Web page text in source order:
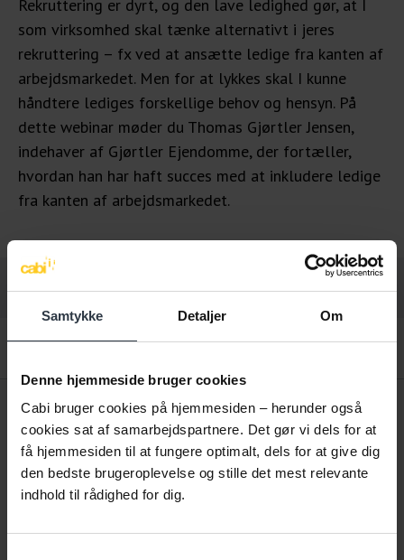
Samtykke Detaljer Om
Denne hjemmeside bruger cookies
Cabi bruger cookies på hjemmesiden – herunder også
cookies sat af samarbejdspartnere. Det gør vi dels for at
få hjemmesiden til at fungere optimalt, dels for at give dig
den bedste brugeroplevelse og stille det mest relevante
indhold til rådighed for dig.
Rekruttering er dyrt, og den lave ledighed gør, at I
som virksomhed skal tænke alternativt i jeres
rekruttering – fx ved at ansætte ledige fra kanten af
arbejdsmarkedet. Men for at lykkes skal I kunne
håndtere lediges forskellige behov og hensyn. På
dette webinar møder du Thomas Gjørtler Jensen,
indehaver af Gjørtler Ejendomme, der fortæller,
hvordan han har haft succes med at inkludere ledige
fra kanten af arbejdsmarkedet.
12. juni 2025
Få adgang til webinaret
WEBINAR TIL VIRKSOMHEDER
Hvordan gearer du din virksomhed til en
mangfoldig medarbejdergruppe?